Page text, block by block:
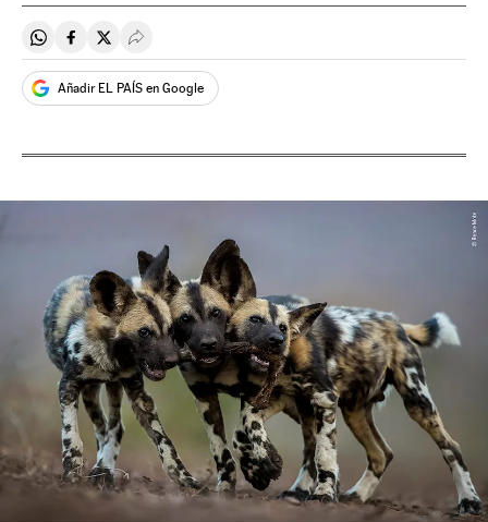
Compartir en Whatsapp
Compartir en Facebook
Compartir en Twitter
Desplegar Redes Sociales
Añadir EL PAÍS en Google